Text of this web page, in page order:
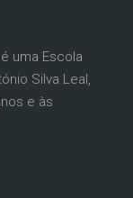
uma Escola
Silva Leal,
e às